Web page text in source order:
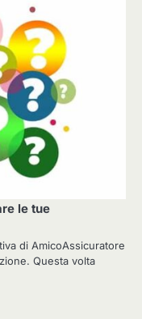
le tue
di AmicoAssicuratore
Questa volta